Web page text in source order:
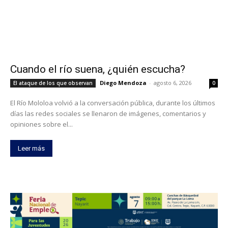
Cuando el río suena, ¿quién escucha?
El ataque de los que observan Diego Mendoza - agosto 6, 2026 0
El Río Mololoa volvió a la conversación pública, durante los últimos
días las redes sociales se llenaron de imágenes, comentarios y
opiniones sobre el...
Leer más